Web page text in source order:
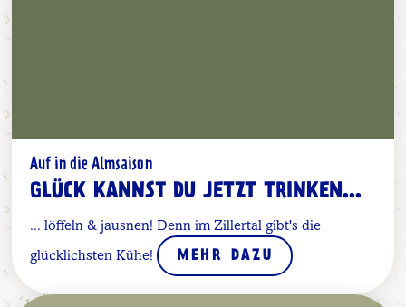
Auf in die Almsaison
GLÜCK KANNST DU JETZT TRINKEN...
... löffeln & jausnen! Denn im Zillertal gibt's die
glücklichsten Kühe! MEHR DAZU